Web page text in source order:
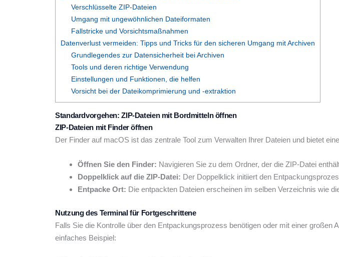
Verschlüsselte ZIP-Dateien
Umgang mit ungewöhnlichen Dateiformaten
Fallstricke und Vorsichtsmaßnahmen
Datenverlust vermeiden: Tipps und Tricks für den sicheren Umgang mit Archiven
Grundlegendes zur Datensicherheit bei Archiven
Tools und deren richtige Verwendung
Einstellungen und Funktionen, die helfen
Vorsicht bei der Dateikomprimierung und -extraktion
Standardvorgehen: ZIP-Dateien mit Bordmitteln öffnen
ZIP-Dateien mit Finder öffnen
Der Finder auf macOS ist das zentrale Tool zum Verwalten Ihrer Dateien und bietet
Öffnen Sie den Finder: Navigieren Sie zu dem Ordner, der die ZIP-Datei
Doppelklick auf die ZIP-Datei: Der Doppelklick initiiert den
Entpacke Ort: Die entpackten Dateien erscheinen im selben Verzeichnis wie
Nutzung des Terminal für Fortgeschrittene
Falls Sie die Kontrolle über den Entpackungsprozess benötigen oder mit einer
einfaches Beispiel: